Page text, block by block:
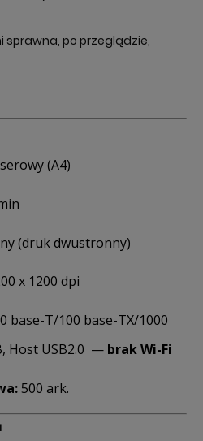
sprawna, po przeglądzie,
(A4)
(druk dwustronny)
x 1200 dpi
base-T/100 base-TX/1000
Host USB2.0 — brak Wi-Fi
500 ark.